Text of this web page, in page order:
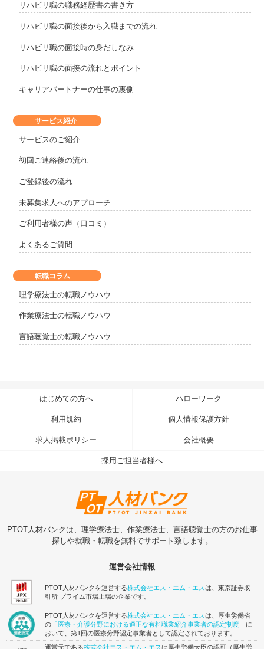
サービス紹介
サービスのご紹介
初回ご連絡後の流れ
ご登録後の流れ
未募集求人へのアプローチ
ご利用者様の声（口コミ）
よくあるご質問
リハビリ職の職務経歴書の書き方
リハビリ職の面接後から入職までの流れ
リハビリ職の面接時の身だしなみ
リハビリ職の面接の流れとポイント
キャリアパートナーの仕事の裏側
転職コラム
理学療法士の転職ノウハウ
作業療法士の転職ノウハウ
言語聴覚士の転職ノウハウ
はじめての方へ ハローワーク
利用規約 個人情報保護方針
求人掲載ポリシー 会社概要
採用ご担当者様へ
PTOT人材バンクは、理学療法士、作業療法士、言語聴覚士の方のお仕事
探しや就職・転職を無料でサポート致します。
運営会社情報
PTOT人材バンクを運営する株式会社エス・エム・エスは、東京証券取
引所 プライム市場上場の企業です。
PTOT人材バンクを運営する株式会社エス・エム・エスは、厚生労働省
の 「医療・介護分野における適正な有料職業紹介事業者の認定制度」 に
おいて、第1回の医療分野認定事業者として認定されております。
運営元である株式会社エス・エム・エスは厚生労働大臣の認可（厚生労